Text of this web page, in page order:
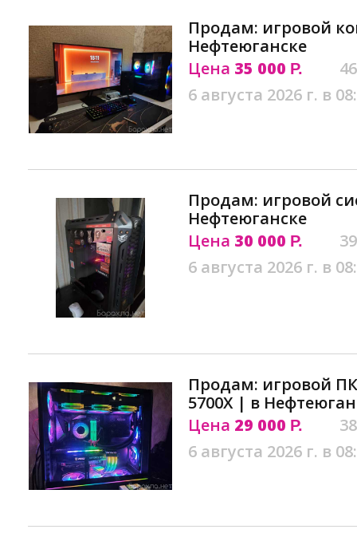
Продам: игровой
Нефтеюганске
Цена 35 000 Р.
6 августа 2026 г. в
Продам: игровой
Нефтеюганске
Цена 30 000 Р.
6 августа 2026 г. в
Продам: игровой ПК
5700X | в
Цена 29 000 Р.
6 августа 2026 г. в